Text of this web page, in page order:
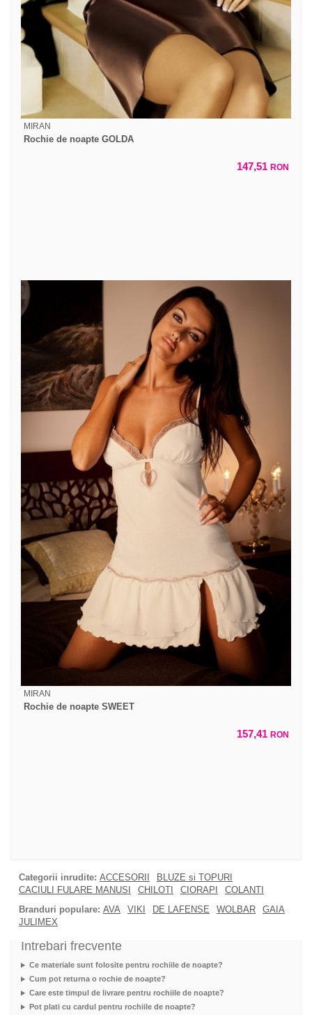
MIRAN
Rochie de noapte GOLDA
147,51 RON
MIRAN
Rochie de noapte SWEET
157,41 RON
Categorii inrudite: ACCESORII
BLUZE si TOPURI
CACIULI FULARE MANUSI
CHILOTI CIORAPI
COLANTI
Branduri populare: AVA VIKI DE LAFENSE WOLBAR
GAIA
JULIMEX
Intrebari frecvente
Ce materiale sunt folosite pentru rochiile de noapte?
Cum pot returna o rochie de noapte?
Care este timpul de livrare pentru rochiile de noapte?
Pot plati cu cardul pentru rochiile de noapte?